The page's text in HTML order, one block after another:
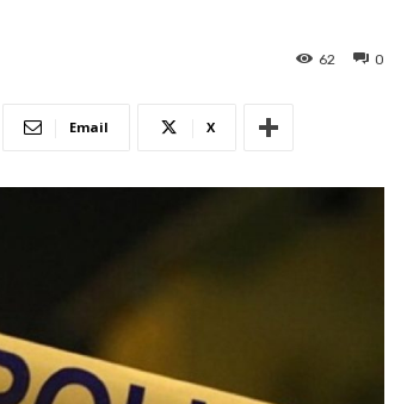
0
62
Email X